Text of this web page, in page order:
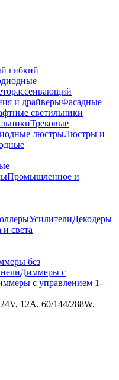
гибкий
и драйверыФасадные
светильники
Трековые
люстрыЛюстры и
Промышленное и
УсилителиДекодеры
света
без
Диммеры с
с управлением 1-
12А, 60/144/288W,